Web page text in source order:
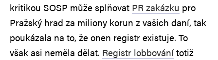
kritikou SOSP může splňovat PR zakázku pro
Pražský hrad za miliony korun z vašich daní, tak
poukázala na to, že onen registr existuje. To
však asi neměla dělat. Registr lobbovánítotiž